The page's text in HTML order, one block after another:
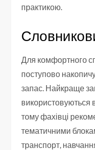
практикою.
Для комфортного
поступово
запас. Найкраще
використовуються
тому фахівці
тематичними
транспорт,